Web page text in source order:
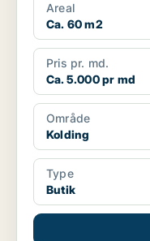
Areal
Ca. 60 m2
Pris pr. md.
Ca. 5.000 pr md
Område
Kolding
Type
Butik